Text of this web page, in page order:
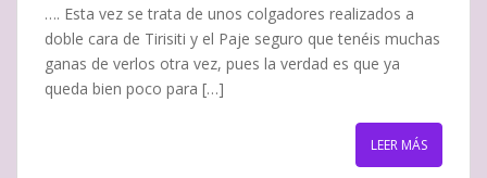
…. Esta vez se trata de unos colgadores realizados a
doble cara de Tirisiti y el Paje seguro que tenéis muchas
ganas de verlos otra vez, pues la verdad es que ya
queda bien poco para […]
LEER MÁS